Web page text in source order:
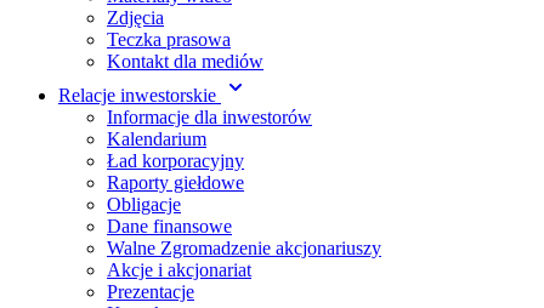
Zdjęcia
Teczka prasowa
Kontakt dla mediów
Relacje inwestorskie
Informacje dla inwestorów
Kalendarium
Ład korporacyjny
Raporty giełdowe
Obligacje
Dane finansowe
Walne Zgromadzenie akcjonariuszy
Akcje i akcjonariat
Prezentacje